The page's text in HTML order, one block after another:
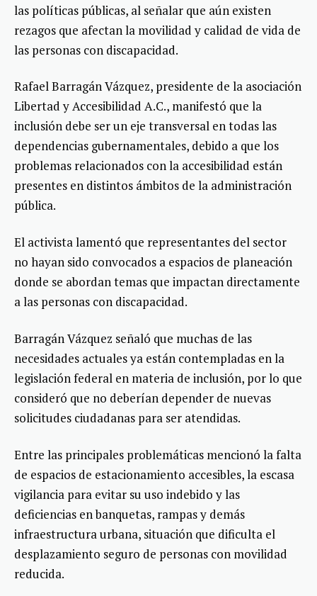
las políticas públicas, al señalar que aún existen
rezagos que afectan la movilidad y calidad de vida de
las personas con discapacidad.
Rafael Barragán Vázquez, presidente de la asociación
Libertad y Accesibilidad A.C., manifestó que la
inclusión debe ser un eje transversal en todas las
dependencias gubernamentales, debido a que los
problemas relacionados con la accesibilidad están
presentes en distintos ámbitos de la administración
pública.
El activista lamentó que representantes del sector
no hayan sido convocados a espacios de planeación
donde se abordan temas que impactan directamente
a las personas con discapacidad.
Barragán Vázquez señaló que muchas de las
necesidades actuales ya están contempladas en la
legislación federal en materia de inclusión, por lo que
consideró que no deberían depender de nuevas
solicitudes ciudadanas para ser atendidas.
Entre las principales problemáticas mencionó la falta
de espacios de estacionamiento accesibles, la escasa
vigilancia para evitar su uso indebido y las
deficiencias en banquetas, rampas y demás
infraestructura urbana, situación que dificulta el
desplazamiento seguro de personas con movilidad
reducida.